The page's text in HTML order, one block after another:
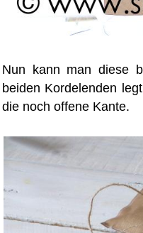
Nun kann man diese
beiden Kordelenden
die noch offene Kante.